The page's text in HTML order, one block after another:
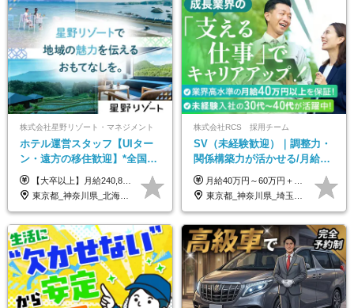
株式会社星野リゾート・マネジメント
ホテル運営スタッフ【UIター
ン・遠方の移住歓迎】*全国募
集*週休3日/年休161日可*未経
験OK*新規開業あり
【大卒以上】月給240,800円以上+賞与2回+各種手当 【短大・専門学校卒】月給204,400円以上+賞与2回+各種手当 【上記以外】月給187,000円以上+賞与2回+各種手当 ※経験、資格、能力等を考慮の上、決定いたします ※残業代全額支給 ※試用期間3ヶ月（条件変更なし）
東京都_神奈川県_北海道_青森県_山形県_福島県_栃木県_群馬県_山梨県_長野県_石川県_静岡県_岐阜県_京都府_広島県_島根県_山口県_高知県_長崎県_大分県_鹿児島県_沖縄県
株式会社RCS 採用チーム
SV（未経験歓迎）｜調整力・
関係構築力が活かせる/月給40
万円以上/30～40代活躍中/6か
月間の研修充実
月給40万円～60万円＋各種手当＋業績賞与 ◎経験や能力等を考慮し、優遇いたします！ ◎成果により業績賞与を年2回支給します！ 上記月給には、固定残業代として 「60,800円～95,000円（28時間分）」を含む。 超過分は別途全額支給します。
東京都_神奈川県_埼玉県_千葉県_大阪府_愛知県_北海道_青森県_岩手県_宮城県_秋田県_山形県_福島県_茨城県_栃木県_群馬県_新潟県_山梨県_長野県_富山県_石川県_福井県_静岡県_岐阜県_三重県_兵庫県_京都府_滋賀県_奈良県_和歌山県_広島県_岡山県_鳥取県_島根県_山口県_徳島県_香川県_愛媛県_高知県_福岡県_熊本県_佐賀県_長崎県_大分県_宮崎県_鹿児島県_沖縄県